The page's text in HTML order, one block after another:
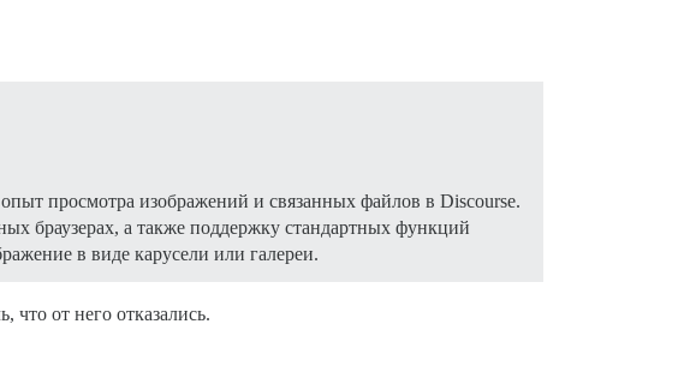
просмотра изображений и связанных файлов в Discourse.
браузерах, а также поддержку стандартных функций
в виде карусели или галереи.
от него отказались.